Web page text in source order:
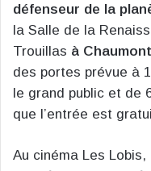
défenseur de la
la Salle de la
Trouillas à
des portes prévue à
le grand public et de
que l’entrée est
Au cinéma Les Lobis,